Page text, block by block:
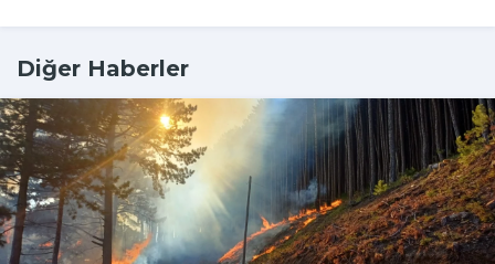
Diğer Haberler